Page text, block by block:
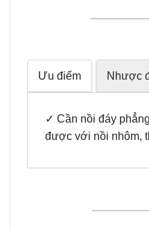
Ưu điểm Nhược
✓ Cần nồi đáy
được với nồi nhôm,